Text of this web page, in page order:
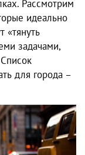
Рассмотрим
идеально
«тянуть
задачами,
для города –